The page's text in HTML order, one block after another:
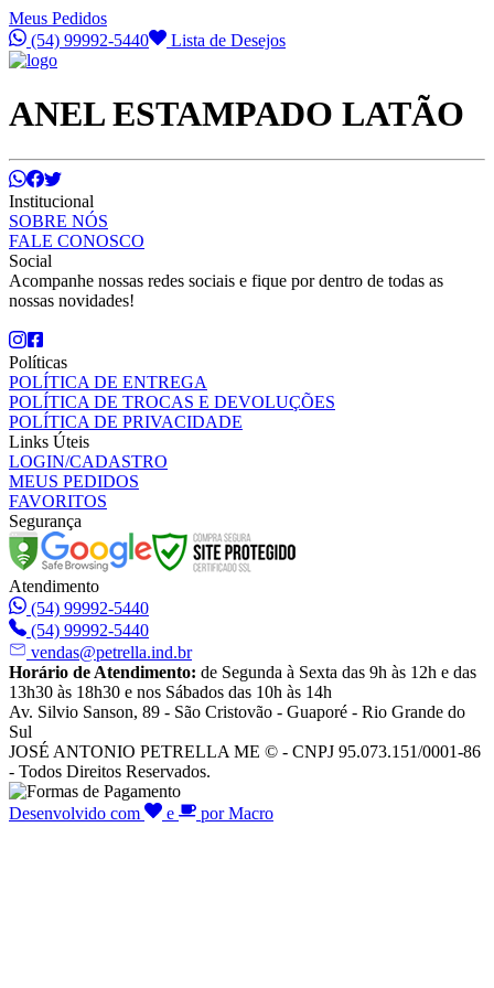
Meus Pedidos
(54) 99992-5440
Lista de Desejos
ANEL ESTAMPADO LATÃO
Institucional
SOBRE NÓS
FALE CONOSCO
Social
Acompanhe nossas redes sociais e fique por dentro de todas as
nossas novidades!
Políticas
POLÍTICA DE ENTREGA
POLÍTICA DE TROCAS E DEVOLUÇÕES
POLÍTICA DE PRIVACIDADE
Links Úteis
LOGIN/CADASTRO
MEUS PEDIDOS
FAVORITOS
Segurança
Atendimento
(54) 99992-5440
(54) 99992-5440
vendas@petrella.ind.br
Horário de Atendimento: de Segunda à Sexta das 9h às 12h e das
13h30 às 18h30 e nos Sábados das 10h às 14h
Av. Silvio Sanson, 89 - São Cristovão - Guaporé - Rio Grande do
Sul
JOSÉ ANTONIO PETRELLA ME © - CNPJ 95.073.151/0001-86
- Todos Direitos Reservados.
Desenvolvido com e por Macro